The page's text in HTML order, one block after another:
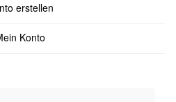
erstellen
Konto